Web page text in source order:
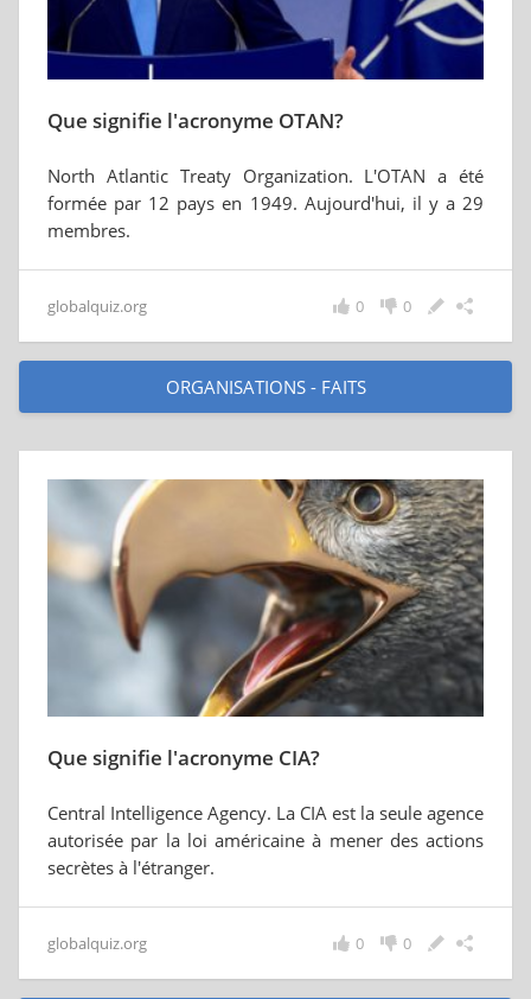
Que signifie l'acronyme OTAN?
North Atlantic Treaty Organization. L'OTAN a été
formée par 12 pays en 1949. Aujourd'hui, il y a 29
membres.
globalquiz.org 0
0
ORGANISATIONS - FAITS
Que signifie l'acronyme CIA?
Central Intelligence Agency. La CIA est la seule agence
autorisée par la loi américaine à mener des actions
secrètes à l'étranger.
globalquiz.org 0
0